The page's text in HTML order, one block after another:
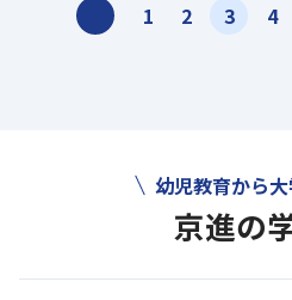
ン
1 2 3 4
幼児教育から
京進の